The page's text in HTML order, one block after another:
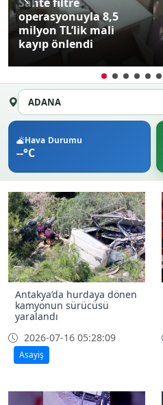
uyuşturucu
yetiştirilen seraya
operasyon
Hava Durumu
--°C
Antakya’da hurdaya dönen
kamyonun sürücüsü
yaralandı
2026-07-16 05:28:09
Asayiş